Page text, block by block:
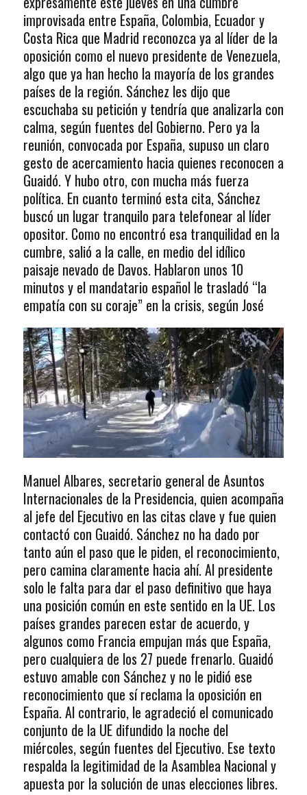
improvisada entre España, Colombia, Ecuador y
Costa Rica que Madrid reconozca ya al líder de la
oposición como el nuevo presidente de Venezuela,
algo que ya han hecho la mayoría de los grandes
países de la región. Sánchez les dijo que
escuchaba su petición y tendría que analizarla con
calma, según fuentes del Gobierno. Pero ya la
reunión, convocada por España, supuso un claro
gesto de acercamiento hacia quienes reconocen a
Guaidó. Y hubo otro, con mucha más fuerza
política. En cuanto terminó esta cita, Sánchez
buscó un lugar tranquilo para telefonear al líder
opositor. Como no encontró esa tranquilidad en la
cumbre, salió a la calle, en medio del idílico
paisaje nevado de Davos. Hablaron unos 10
minutos y el mandatario español le trasladó “la
empatía con su coraje” en la crisis, según José
Manuel Albares, secretario general de Asuntos
Internacionales de la Presidencia, quien acompaña
al jefe del Ejecutivo en las citas clave y fue quien
contactó con Guaidó. Sánchez no ha dado por
tanto aún el paso que le piden, el reconocimiento,
pero camina claramente hacia ahí. Al presidente
solo le falta para dar el paso definitivo que haya
una posición común en este sentido en la UE. Los
países grandes parecen estar de acuerdo, y
algunos como Francia empujan más que España,
pero cualquiera de los 27 puede frenarlo. Guaidó
estuvo amable con Sánchez y no le pidió ese
reconocimiento que sí reclama la oposición en
España. Al contrario, le agradeció el comunicado
conjunto de la UE difundido la noche del
miércoles, según fuentes del Ejecutivo. Ese texto
respalda la legitimidad de la Asamblea Nacional y
apuesta por la solución de unas elecciones libres.